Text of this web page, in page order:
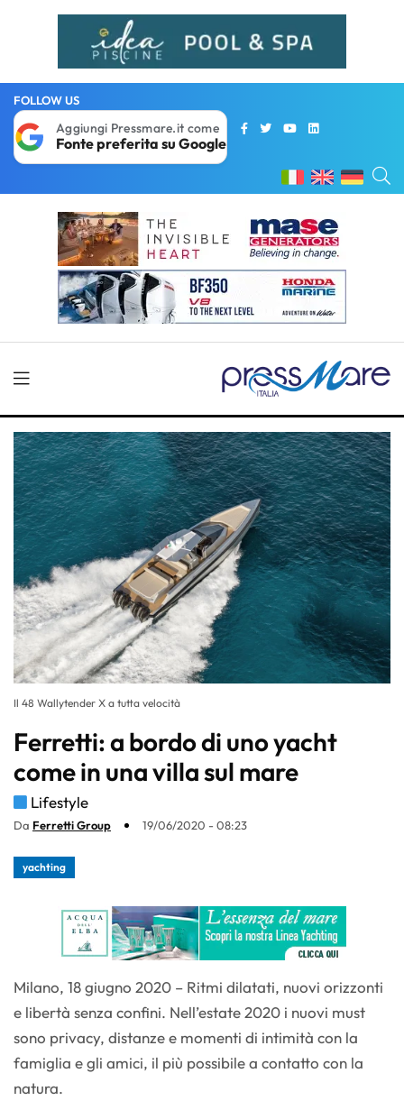
FOLLOW US
Aggiungi Pressmare.it come
Fonte preferita su Google
Il 48 Wallytender X a tutta velocità
Ferretti: a bordo di uno yacht
come in una villa sul mare
Lifestyle
Da Ferretti Group 19/06/2020 - 08:23
yachting
Milano, 18 giugno 2020 – Ritmi dilatati, nuovi orizzonti
e libertà senza confini. Nell’estate 2020 i nuovi must
sono privacy, distanze e momenti di intimità con la
famiglia e gli amici, il più possibile a contatto con la
natura.